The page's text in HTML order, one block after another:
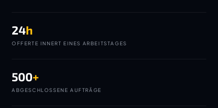
24h
OFFERTE INNERT EINES ARBEITSTAGES
500+
ABGESCHLOSSENE AUFTRÄGE